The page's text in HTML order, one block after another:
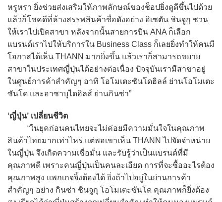
หรูหรา ยิ่งช่วยส่งเสริมให้ภาพลักษณ์ของช็อปยิ่งดูดีขึ้นไปด้วย
แล้วก็โชคดีที่ห้างสรรพสินค้าชื่อดังอย่าง อิเซตัน ชินจูกุ ชวน
ให้เราไปเปิดสาขา หลังจากนั้นสายการบิน ANA ก็เลือก
แบรนด์เราไปให้บริการใน Business Class ก็เลยยิ่งทำให้คนมี
โอกาสได้เห็น THANN มากยิ่งขึ้น แล้วเราก็สามารถขยาย
สาขาในประเทศญี่ปุ่นได้อย่างต่อเนื่อง ปัจจุบันเรามีสาขาอยู่
ในศูนย์การค้าสำคัญๆ อาทิ โอโมเตะซันโดฮิลล์ ย่านโอโมเตะ
ซันโด และอาซาบุไดฮิลส์ ย่านกินซ่า”
‘ญี่ปุ่น’ เปลี่ยนชีวิต
“ในยุคก่อนคนไทยจะไม่ค่อยมีความมั่นใจในคุณภาพ
สินค้าไทยมากเท่าไหร่ แต่พอเขาเห็น THANN ไปจัดจำหน่าย
ในญี่ปุ่น จึงเกิดความเชื่อมั่น และรับรู้ว่าเป็นแบรนด์ที่มี
คุณภาพดี เพราะคนญี่ปุ่นเป็นคนละเอียด การที่จะซื้ออะไรต้อง
คุณภาพสูง แพกเกจจิ้งต้องได้ ยิ่งถ้าไปอยู่ในย่านการค้า
สำคัญๆ อย่าง กินซ่า ชินจูกุ โอโมเตะซันโด คุณภาพก็ยิ่งต้อง